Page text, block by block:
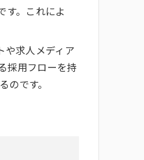
す。これによ
や求人メディア
採用フローを持
です。